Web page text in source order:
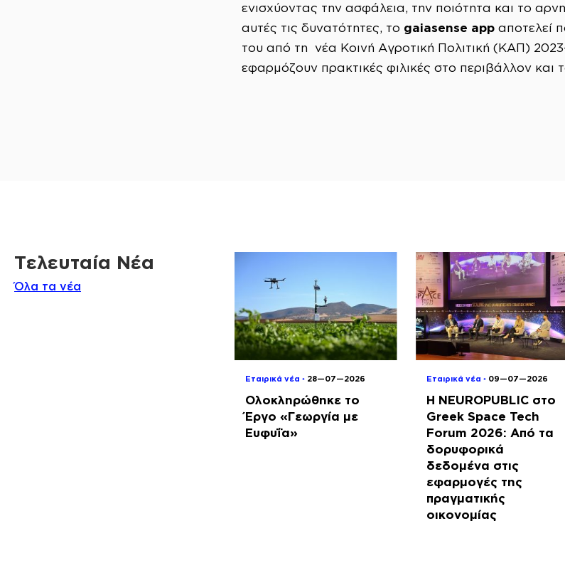
ενισχύοντας την ασφάλεια, την ποιότητα και το
αυτές τις δυνατότητες, το gaiasense app αποτελεί
του από τη νέα Κοινή Αγροτική Πολιτική (ΚΑΠ)
εφαρμόζουν πρακτικές φιλικές στο περιβάλλον και
Τελευταία Νέα
Όλα τα νέα
Εταιρικά νέα ◦ 28—07—2026
Ολοκληρώθηκε το
Έργο «Γεωργία με
Ευφυΐα»
Εταιρικά νέα ◦ 09—07—2026
Η NEUROPUBLIC στο
Greek Space Tech
Forum 2026: Από τα
δορυφορικά
δεδομένα στις
εφαρμογές της
πραγματικής
οικονομίας